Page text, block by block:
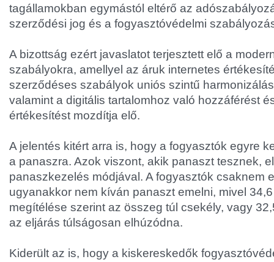
tagállamokban egymástól eltérő az
szerződési jog és a fogyasztóvédelmi
A bizottság ezért javaslatot terjesztett elő a
szabályokra, amellyel az áruk internetes
szerződéses szabályok uniós szintű
valamint a digitális tartalomhoz való hozzáférést
értékesítést mozdítja elő.
A jelentés kitért arra is, hogy a fogyasztók egyre
a panaszra. Azok viszont, akik panaszt tesznek,
panaszkezelés módjával. A fogyasztók csaknem
ugyanakkor nem kíván panaszt emelni, mivel
megítélése szerint az összeg túl csekély, vagy
az eljárás túlságosan elhúzódna.
Kiderült az is, hogy a kiskereskedők